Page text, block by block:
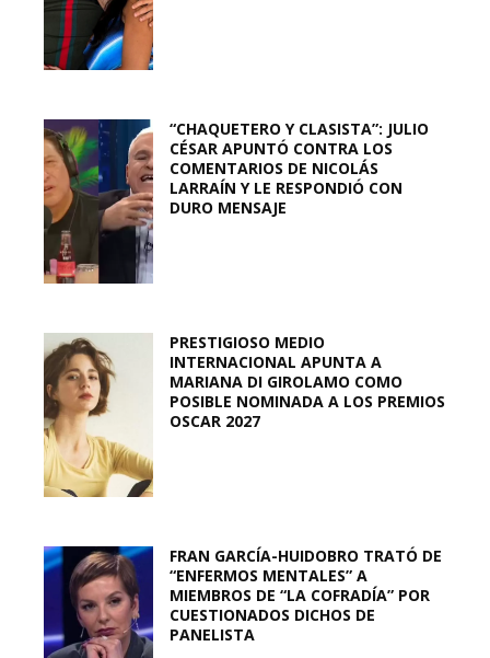
“CHAQUETERO Y CLASISTA”: JULIO
CÉSAR APUNTÓ CONTRA LOS
COMENTARIOS DE NICOLÁS
LARRAÍN Y LE RESPONDIÓ CON
DURO MENSAJE
PRESTIGIOSO MEDIO
INTERNACIONAL APUNTA A
MARIANA DI GIROLAMO COMO
POSIBLE NOMINADA A LOS PREMIOS
OSCAR 2027
FRAN GARCÍA-HUIDOBRO TRATÓ DE
“ENFERMOS MENTALES” A
MIEMBROS DE “LA COFRADÍA” POR
CUESTIONADOS DICHOS DE
PANELISTA